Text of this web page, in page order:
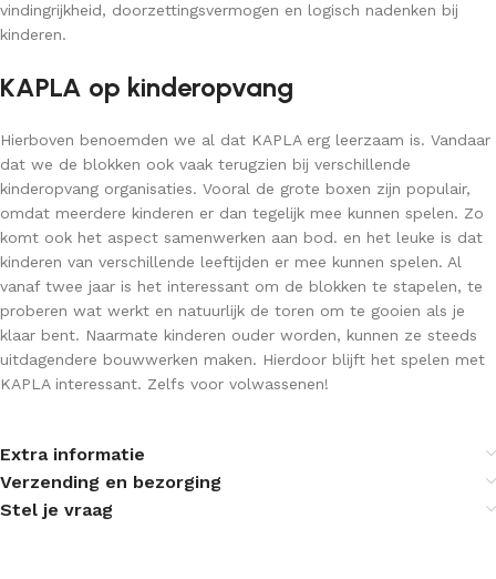
vindingrijkheid, doorzettingsvermogen en logisch nadenken bij
kinderen.
KAPLA op kinderopvang
Hierboven benoemden we al dat KAPLA erg leerzaam is. Vandaar
dat we de blokken ook vaak terugzien bij verschillende
kinderopvang organisaties. Vooral de grote boxen zijn populair,
omdat meerdere kinderen er dan tegelijk mee kunnen spelen. Zo
komt ook het aspect samenwerken aan bod. en het leuke is dat
kinderen van verschillende leeftijden er mee kunnen spelen. Al
vanaf twee jaar is het interessant om de blokken te stapelen, te
proberen wat werkt en natuurlijk de toren om te gooien als je
klaar bent. Naarmate kinderen ouder worden, kunnen ze steeds
uitdagendere bouwwerken maken. Hierdoor blijft het spelen met
KAPLA interessant. Zelfs voor volwassenen!
Extra informatie
Verzending en bezorging
Stel je vraag